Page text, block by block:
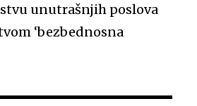
unutrašnjih poslova
‘bezbednosna